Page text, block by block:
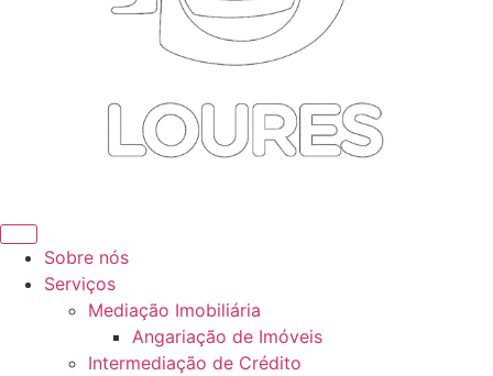
Sobre nós
Serviços
Mediação Imobiliária
Angariação de Imóveis
Intermediação de Crédito